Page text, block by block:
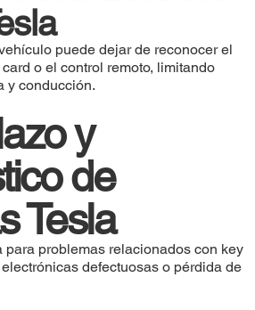
puede dejar de reconocer el
o el control remoto, limitando
y conducción.
y
de
Tesla
para problemas relacionados con key
defectuosas o pérdida de